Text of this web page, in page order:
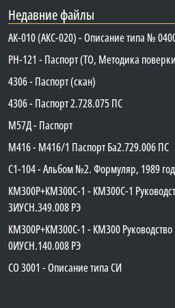
Недавние файлы
АК-010 (АКС-020) - Описание типа №
PH-121 - Паспорт (ТО, Методика
4306 - Паспорт (скан)
4306 - Паспорт 2.728.075 ПС
М57Д - Паспорт
М416 - М416/1 Паспорт Ба2.729.006 ПС
C1-104 - Альбом №2. Формуляр, 1989 год
КМ300Р+КМ300С-1 - КМ300C-1
3ИУСН.349.008 РЭ
КМ300Р+КМ300С-1 - КМ300 Руководство
0ИУСН.140.008 РЭ
СО 3001 - Описание типа СИ